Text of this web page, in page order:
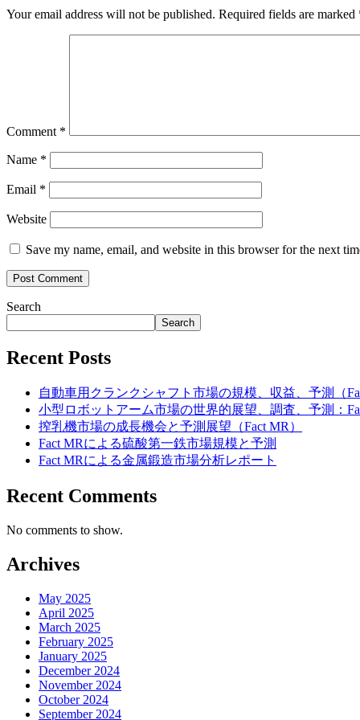
Your email address will not be published. Required fields are marked
Comment *
Name *
Email *
Website
Save my name, email, and website in this browser for the next
Search
Search
Recent Posts
自動車用クランクシャフト市場の規模、収益、予測（
小型ロボットアーム市場の世界的展望、調査、予測：
搾乳機市場の成長機会と予測展望（Fact MR）
Fact MRによる硫酸第一鉄市場規模と予測
Fact MRによる金属鍛造市場分析レポート
Recent Comments
No comments to show.
Archives
May 2025
April 2025
March 2025
February 2025
January 2025
December 2024
November 2024
October 2024
September 2024